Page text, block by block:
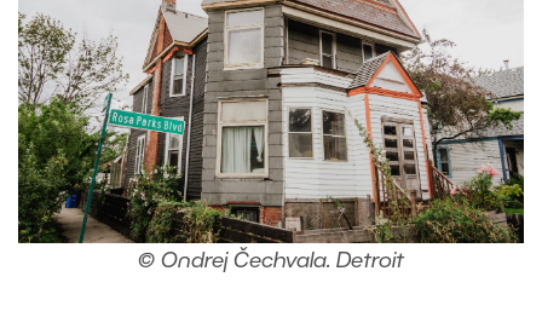
© Ondrej Čechvala. Detroit